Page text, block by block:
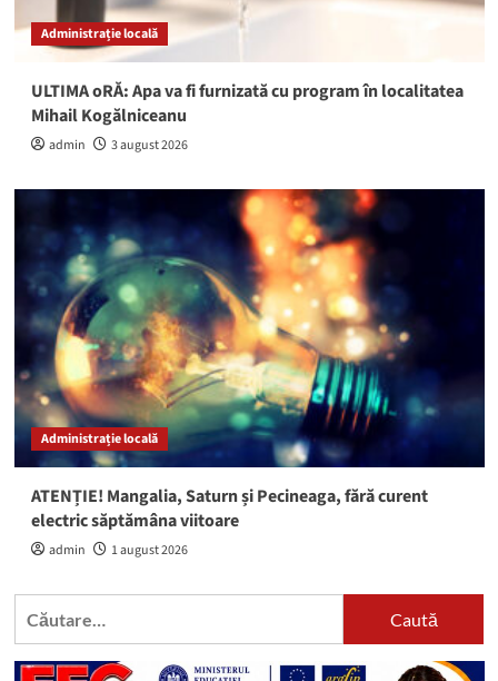
Administrație locală
ULTIMA oRĂ: Apa va fi furnizată cu program în localitatea
Mihail Kogălniceanu
admin 3 august 2026
Administrație locală
ATENȚIE! Mangalia, Saturn și Pecineaga, fără curent
electric săptămâna viitoare
admin 1 august 2026
Caută